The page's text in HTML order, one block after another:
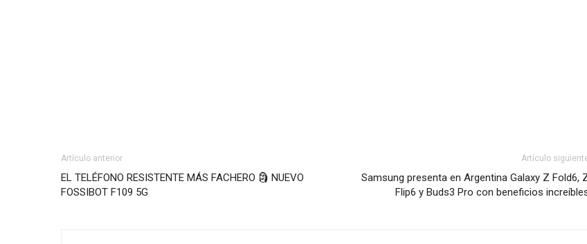
Artículo anterior
EL TELÉFONO RESISTENTE MÁS FACHERO 🗿 NUEVO
FOSSIBOT F109 5G
Artículo
Samsung presenta en Argentina Galaxy Z Fold6,
Flip6 y Buds3 Pro con beneficios